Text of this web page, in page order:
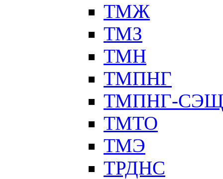
ТМЖ
ТМЗ
ТМН
ТМПНГ
ТМПНГ-СЭЩ
ТМТО
ТМЭ
ТРДНС